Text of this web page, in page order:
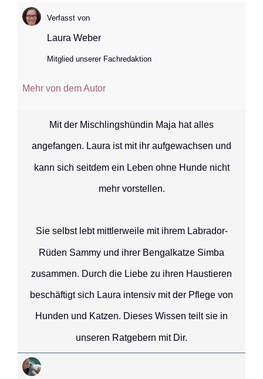
Verfasst von
Laura Weber
Mitglied unserer Fachredaktion
Mehr von dem Autor
Mit der Mischlingshündin Maja hat alles
angefangen. Laura ist mit ihr aufgewachsen und
kann sich seitdem ein Leben ohne Hunde nicht
mehr vorstellen.
Sie selbst lebt mittlerweile mit ihrem Labrador-
Rüden Sammy und ihrer Bengalkatze Simba
zusammen. Durch die Liebe zu ihren Haustieren
beschäftigt sich Laura intensiv mit der Pflege von
Hunden und Katzen. Dieses Wissen teilt sie in
unseren Ratgebern mit Dir.